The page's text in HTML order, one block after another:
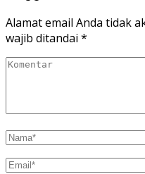
Alamat email Anda tidak
wajib ditandai *